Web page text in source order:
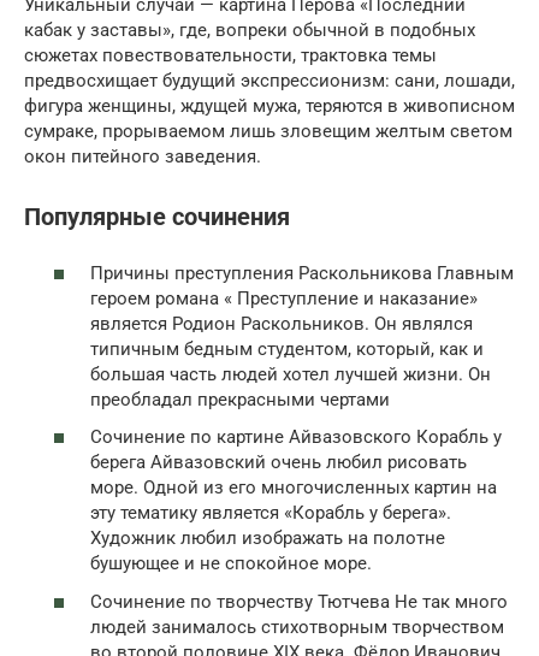
Уникальный случай — картина Перова «Последний
кабак у заставы», где, вопреки обычной в подоб­ных
сюжетах повествовательности, трактовка темы
предвосхищает будущий экспрессионизм: сани, лошади,
фигура женщины, ждущей мужа, теряются в живописном
сумраке, прорываемом лишь зловещим желтым светом
окон питейного заведения.
Популярные сочинения
Причины преступления Раскольникова Главным
героем романа « Преступление и наказание»
является Родион Раскольников. Он являлся
типичным бедным студентом, который, как и
большая часть людей хотел лучшей жизни. Он
преобладал прекрасными чертами
Сочинение по картине Айвазовского Корабль у
берега Айвазовский очень любил рисовать
море. Одной из его многочисленных картин на
эту тематику является «Корабль у берега».
Художник любил изображать на полотне
бушующее и не спокойное море.
Сочинение по творчеству Тютчева Не так много
людей занималось стихотворным творчеством